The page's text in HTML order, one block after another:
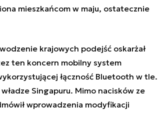
mieszkańcom w maju, ostatecznie
krajowych podejść oskarżał
ten koncern mobilny system
łączność Bluetooth w tle.
Singapuru. Mimo nacisków ze
wprowadzenia modyfikacji